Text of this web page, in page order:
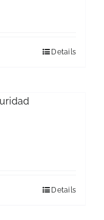
Details
Details